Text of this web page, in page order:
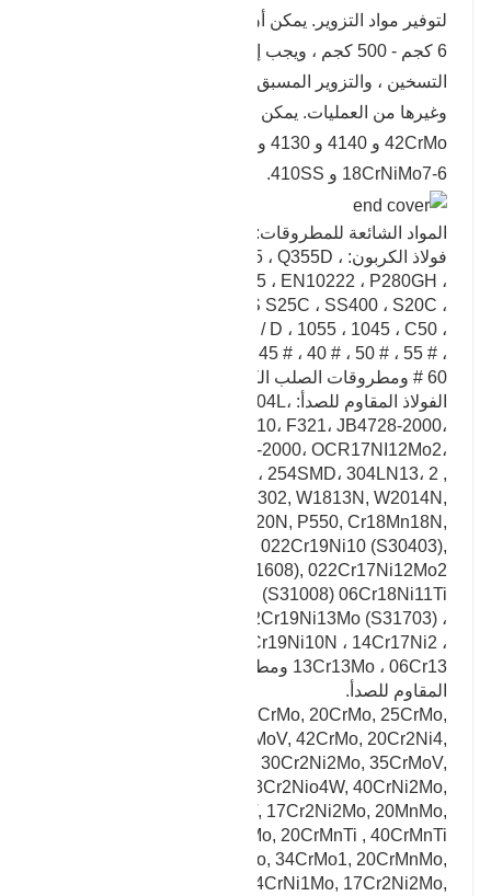
لتوفير مواد التزوير. يمكن أن يصل وزن المنتج المزور إلى
6 كجم - 500 كجم ، ويجب إكمال التزوير من خلال
التسخين ، والتزوير المسبق ، والتشكيل ، والتشذيب
وغيرها من العمليات. يمكن تزوير مواد مختلفة بما في ذلك
18CrNiMo7-6 و 410SS.
المواد الشائعة للمطروقات:
فولاذ الكربون: A350LF2 ، A105 ، Q235 ، Q355D ،
A694F52 ، A516-GR65 ، EN10222 ، P280GH ،
P245GH ، P250GH ، JIS S25C ، SS400 ، S20C ،
16Mn ، C22.8 ، Q345B / C / D ، 1055 ، 1045 ، C50 ،
C45 ، 10 # ، 20 # ، 35 # ، 45 # ، 40 # ، 50 # ، 55 # ،
60 # ومطروقات الصلب الكربوني الأخرى.
الفولاذ المقاوم للصدأ: ASTM، A182، F304 / 304L،
F316 / 316L، F316H، F310، F321، JB4728-2000،
OCR18Ni10Ti، JB4728-2000، OCR17NI12Mo2،
2205، 2507، 2103، 904L، 254SMD، 304LN13، 2 ,
3cr13, 4cr13, 321, 302, W1813N, W2014N,
W2018N, W2020N, ​​P550, Cr18Mn18N,
06Cr19Ni10 (S30408) 022Cr19Ni10 (S30403),
06Cr17Ni12Mo2 (S31608), 022Cr17Ni12Mo2
(S31603), 06Cr25Ni20 (S31008) 06Cr18Ni11Ti
(S32168), 022Cr19Ni13Mo (S31703) ،
0Cr17Ni4Cu4Nb ، 06Cr19Ni10N ، 14Cr17Ni2 ،
13Cr13Mo ، 06Cr13 ومطروقات أخرى من الفولاذ
المقاوم للصدأ.
Alloy steel: 40Cr, 15CrMo, 20CrMo, 25CrMo,
30CrMo, 35CrMo, 35CrMoV, 42CrMo, 20Cr2Ni4,
20CrNiMo, 40CrNiMo, 30Cr2Ni2Mo, 35CrMoV,
12Cr1MoV, 38CrMoAl, 18Cr2Nio4W, 40CrNi2Mo,
30CrMnSi, 25Cr2MoV, 17Cr2Ni2Mo, 20MnMo,
20MnMoNb, 34CrNi3Mo, 20CrMnTi , 40CrMnTi
CrMnMo, 30Cr2Ni2Mo, 34CrMo1, 20CrMnMo,
24CrMoV, 30Cr2MoV, 34CrNi1Mo, 17Cr2Ni2Mo,